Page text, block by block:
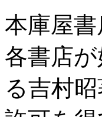
本庫屋
各書店
る吉村